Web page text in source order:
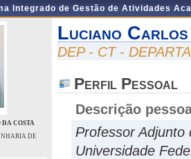
Integrado de Gestão de Atividades
COSTA
DE
Luciano
DEP - CT -
Perfil Pessoal
Descrição
Professor Adjunto
Universidade